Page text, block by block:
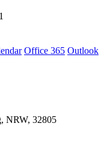
Office 365 Outlook
NRW, 32805